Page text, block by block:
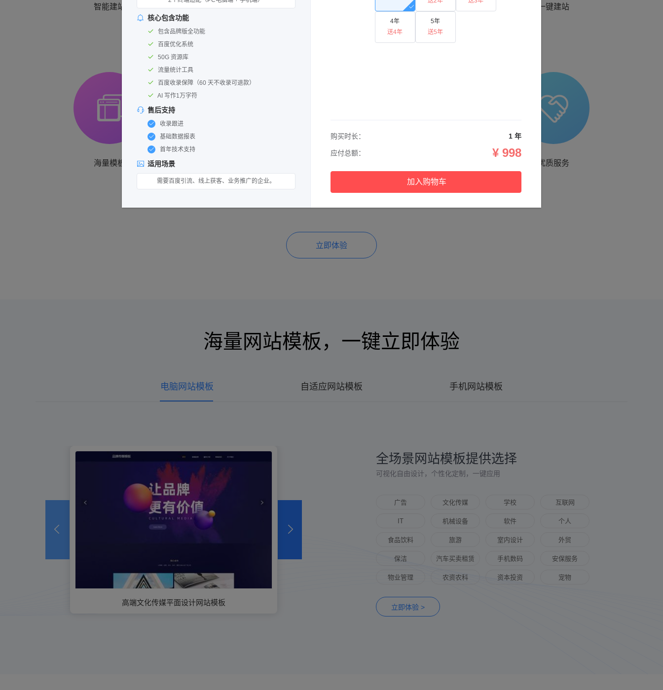
智能建站 上市品牌 功能丰富 一键建站
海量模板 优质服务
海量网站模板，一键立即体验
电脑网站模板 自适应网站模板 手机网站模板
高端文化传媒平面设计网站模板
全场景网站模板提供选择
可视化自由设计，个性化定制，一键应用
广告 文化传媒 学校 互联网
IT 机械设备 软件 个人
食品饮料 旅游 室内设计 外贸
保洁 汽车买卖租赁 手机数码 安保服务
物业管理 农资农科 资本投资 宠物
核心包含功能
包含品牌版全功能
百度优化系统
50G 资源库
流量统计工具
百度收录保障（60 天不收录可退款）
AI 写作1万字符
售后支持
收录跟进
基础数据报表
首年技术支持
适用场景
需要百度引流、线上获客、业务推广的企业。
4年
送4年
5年
送5年
购买时长： 1 年
应付总额： ¥ 998
加入购物车